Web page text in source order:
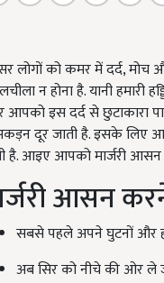
लोगों को कमर में दर्द, मोच
न होना है. यानी
आपको इस दर्द से छुटाकारा
दूर जाती है. इसके लिए
है. आइए आपको मार्जरी
आसन
सबसे पहले अपने घुटनों और
अब सिर को नीचे की ओर ले